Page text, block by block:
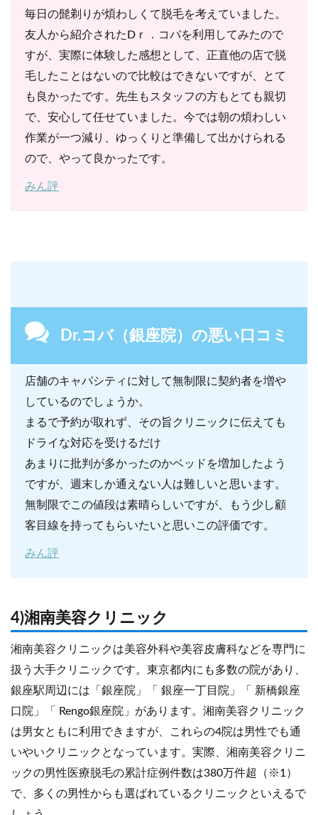
毎日の髭剃りが煩わしくて脱毛を考えていました。
友人から紹介されたDｒ．コバを利用してみたので
すが、実際に体験した感想として、正直他の店で脱
毛したことはないので比較はできないですが、とて
も良かったです。先生もスタッフの方もとても親切
で、安心して任せていました。今では朝の煩わしい
作業が一つ減り、ゆっくりと準備して出かけられる
ので、やって良かったです。
みん評
Dr.コバ（銀座院）の悪い口コミ
店舗のキャパシティに対して無制限に契約者を増や
しているのでしょうか。
まるで予約が取れず、その旨クリニックに伝えても
ドライな対応を受けるだけ
あまりに批判が多かったのかベッドを増加したよう
ですが、週末しか通えない人は難しいと思います。
無制限でこの値段は素晴らしいですが、もう少し顧
客目線を持ってもらいたいと思いこの評価です。
みん評
4)湘南美容クリニック
湘南美容クリニックは美容外科や美容皮膚科などを専門に
扱う大手クリニックです。東京都内にも多数の院があり、
銀座駅周辺には「銀座院」「 銀座一丁目院」「 新橋銀座
口院」「 Rengo銀座院」があります。湘南美容クリニック
は男女ともに利用できますが、これらの4院は男性でも通
いやいクリニックとなっています。実際、湘南美容クリニ
ックの男性医療脱毛の累計症例件数は380万件超（※1）
で、多くの男性からも選ばれているクリニックといえるで